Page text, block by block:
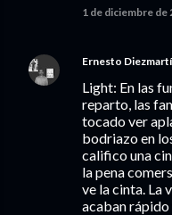
1 de diciembre de
Ernesto
Light: En las
reparto, las
tocado ver
bodriazo en
califico una
la pena
ve la cinta. La
acaban rápido